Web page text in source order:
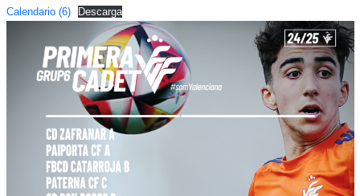
Calendario (6) Descarga